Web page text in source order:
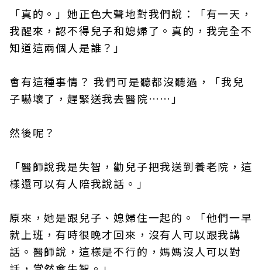
「真的。」她正色大聲地對我們說：「有一天，
我醒來，認不得兒子和媳婦了。真的，我完全不
知道這兩個人是誰？」
會有這種事情？ 我們可是聽都沒聽過，「我兒
子嚇壞了，趕緊送我去醫院……」
然後呢？
「醫師說我是失智，勸兒子把我送到養老院，這
樣還可以有人陪我說話。」
原來，她是跟兒子、媳婦住一起的。「他們一早
就上班，有時很晚才回來，沒有人可以跟我講
話。醫師說，這樣是不行的，媽媽沒人可以對